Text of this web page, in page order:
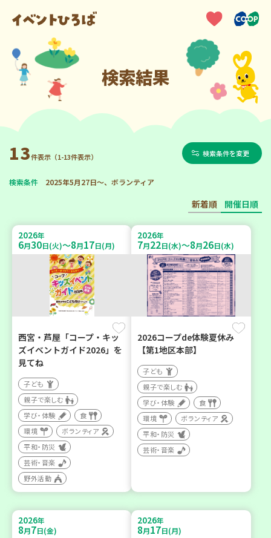
検索結果
13件表示（1-13件表示） 検索条件を変更
検索条件 2025年5月27日～、ボランティア
新着順 開催日順
2026年
6月30日(火)～8月17日(月)
西宮・芦屋「コープ・キッ
ズイベントガイド2026」を
見てね
子ども
親子で楽しむ
学び・体験
食
環境
ボランティア
平和・防災
芸術・音楽
野外活動
2026年
7月22日(水)～8月26日(水)
2026コープde体験夏休み
【第1地区本部】
子ども
親子で楽しむ
学び・体験
食
環境
ボランティア
平和・防災
芸術・音楽
2026年
8月7日(金)
2026年
8月17日(月)